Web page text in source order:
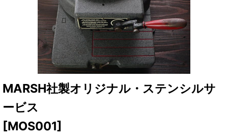
MARSH社製オリジナル・ステンシルサ
ービス
[MOS001]